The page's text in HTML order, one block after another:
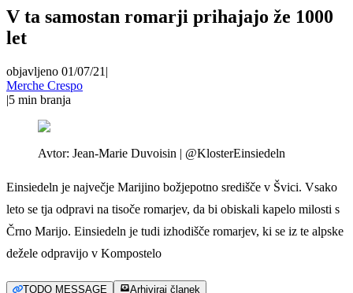
V ta samostan romarji prihajajo že 1000
let
objavljeno 01/07/21 |
Merche Crespo
|5 min branja
Avtor: Jean-Marie Duvoisin | @KlosterEinsiedeln
Einsiedeln je največje Marijino božjepotno središče v Švici. Vsako
leto se tja odpravi na tisoče romarjev, da bi obiskali kapelo milosti s
Črno Marijo. Einsiedeln je tudi izhodišče romarjev, ki se iz te alpske
dežele odpravijo v Kompostelo
TODO MESSAGE Arhiviraj članek